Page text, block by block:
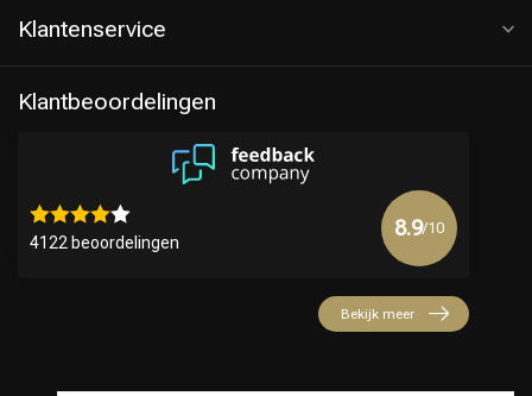
Keuze van onze Kappers
Klantenservice
Klantbeoordelingen
4122 beoordelingen
8.9/10
Bekijk meer